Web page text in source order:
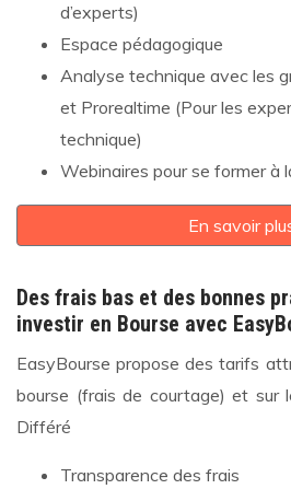
d’experts)
Espace pédagogique
Analyse technique avec les
et Prorealtime (Pour les
technique)
Webinaires pour se former à
En savoir
Des frais bas et des bonnes
investir en Bourse avec
EasyBourse propose des tarifs
bourse (frais de courtage) et sur
Différé
Transparence des frais